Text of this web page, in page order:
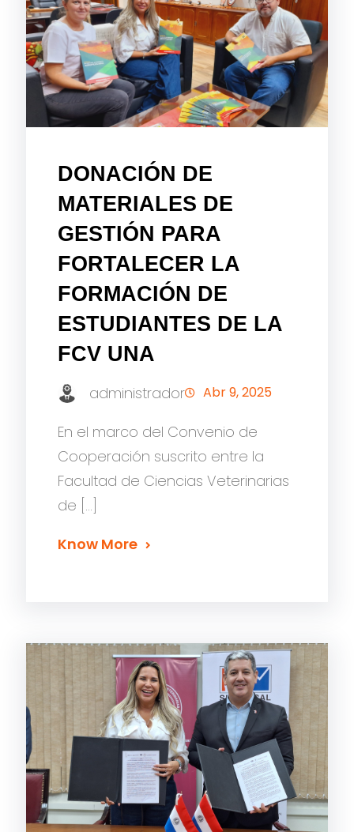
DONACIÓN DE
MATERIALES DE
GESTIÓN PARA
FORTALECER LA
FORMACIÓN DE
ESTUDIANTES DE LA
FCV UNA
administrador Abr 9, 2025
En el marco del Convenio de
Cooperación suscrito entre la
Facultad de Ciencias Veterinarias
de […]
Know More